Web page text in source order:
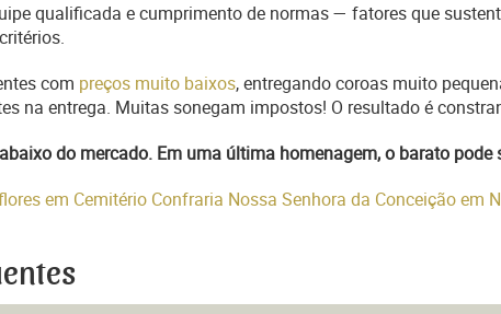
qualificada e cumprimento de normas — fatores que
com preços muito baixos, entregando coroas muito
na entrega. Muitas sonegam impostos! O resultado é
do mercado. Em uma última homenagem, o barato pode
em Cemitério Confraria Nossa Senhora da Conceição em